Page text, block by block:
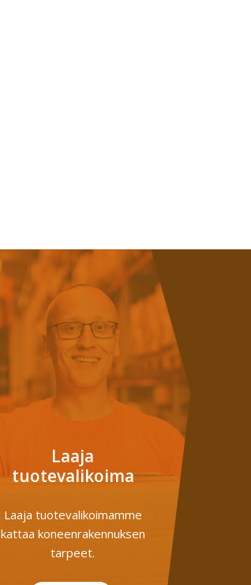
Laaja
tuotevalikoima
Laaja tuotevalikoimamme
kattaa koneenrakennuksen
tarpeet.